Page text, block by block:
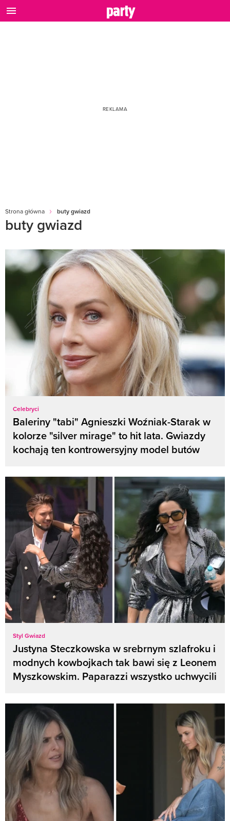
Strona główna buty gwiazd
buty gwiazd
Celebryci
Baleriny "tabi" Agnieszki Woźniak-Starak w
kolorze "silver mirage" to hit lata. Gwiazdy
kochają ten kontrowersyjny model butów
Styl Gwiazd
Justyna Steczkowska w srebrnym szlafroku i
modnych kowbojkach tak bawi się z Leonem
Myszkowskim. Paparazzi wszystko uchwycili